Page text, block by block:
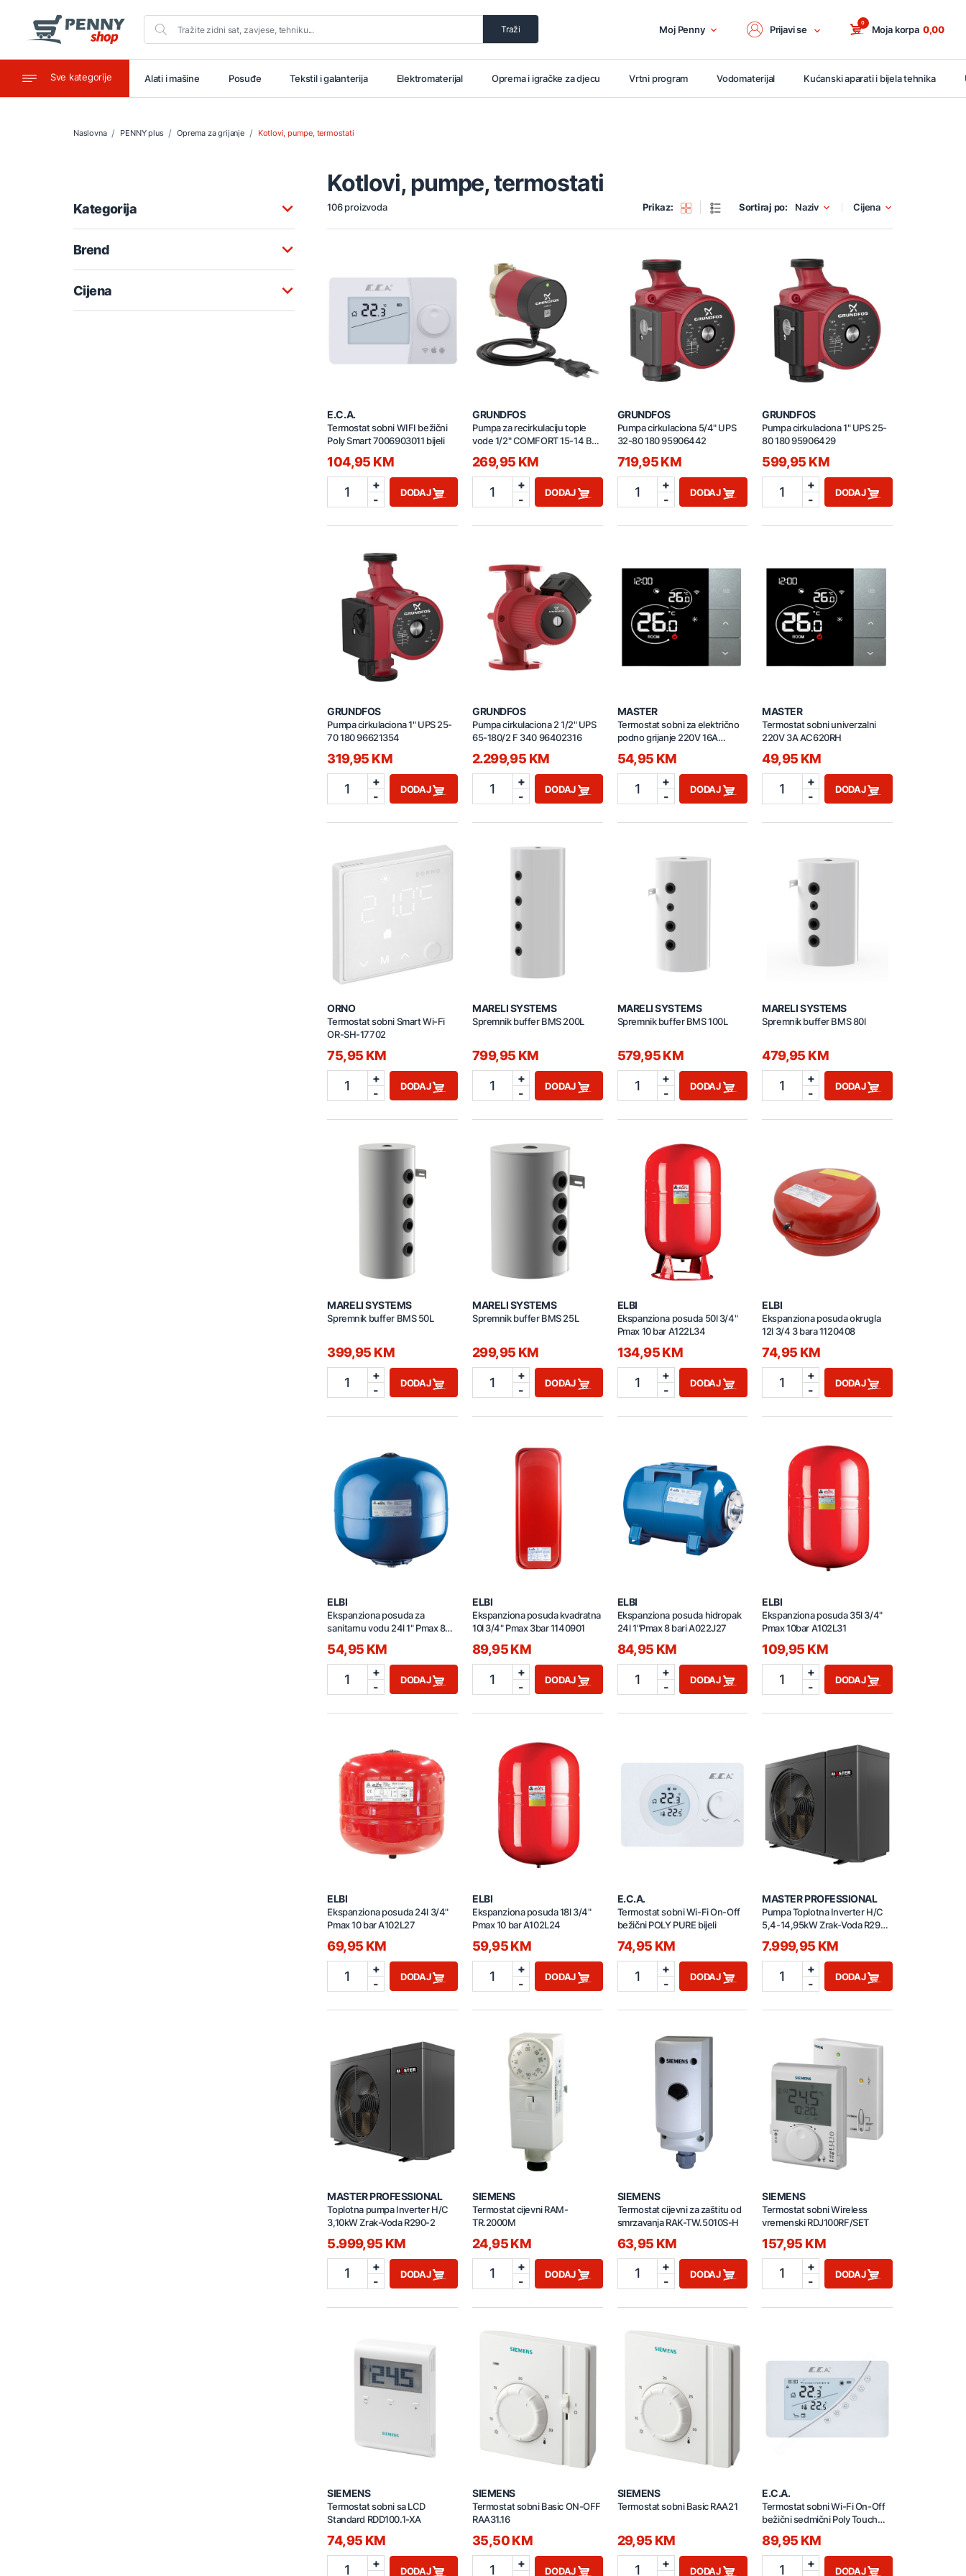
Traži Moj Penny Prijavi se Moja korpa
0
0,00
Sve kategorije
Ugostiteljstvo Alati i mašine Posuđe Tekstil i galanterija Elektromaterijal Oprema i igračke za djecu Vrtni program Vodomaterijal Kućanski aparati i bijela tehnika
Naslovna PENNY plus Oprema za grijanje Kotlovi, pumpe, termostati
Kotlovi, pumpe, termostati
106 proizvoda Prikaz: Sortiraj po: Naziv Cijena
Kategorija
Brend
Cijena
E.C.A.
Termostat sobni WIFI bežični
Poly Smart 7006903011 bijeli
104,95 KM
1
+
-
DODAJ
GRUNDFOS
Pumpa za recirkulaciju tople
vode 1/2" COMFORT 15-14 B
269,95 KM
1
+
-
DODAJ
GRUNDFOS
Pumpa cirkulaciona 5/4" UPS
32-80 180 95906442
719,95 KM
1
+
-
DODAJ
GRUNDFOS
Pumpa cirkulaciona 1" UPS 25-
80 180 95906429
599,95 KM
1
+
-
DODAJ
GRUNDFOS
Pumpa cirkulaciona 1" UPS 25-
70 180 96621354
319,95 KM
1
+
-
DODAJ
GRUNDFOS
Pumpa cirkulaciona 2 1/2" UPS
65-180/2 F 340 96402316
2.299,95 KM
1
+
-
DODAJ
MASTER
Termostat sobni za električno
podno grijanje 220V 16A
54,95 KM
1
+
-
DODAJ
MASTER
Termostat sobni univerzalni
220V 3A AC620RH
49,95 KM
1
+
-
DODAJ
ORNO
Termostat sobni Smart Wi-Fi
OR-SH-17702
75,95 KM
1
+
-
DODAJ
MARELI SYSTEMS
Spremnik buffer BMS 200L
799,95 KM
1
+
-
DODAJ
MARELI SYSTEMS
Spremnik buffer BMS 100L
579,95 KM
1
+
-
DODAJ
MARELI SYSTEMS
Spremnik buffer BMS 80l
479,95 KM
1
+
-
DODAJ
MARELI SYSTEMS
Spremnik buffer BMS 50L
399,95 KM
1
+
-
DODAJ
MARELI SYSTEMS
Spremnik buffer BMS 25L
299,95 KM
1
+
-
DODAJ
ELBI
Ekspanziona posuda 50l 3/4"
Pmax 10 bar A122L34
134,95 KM
1
+
-
DODAJ
ELBI
Ekspanziona posuda okrugla
12l 3/4 3 bara 1120408
74,95 KM
1
+
-
DODAJ
ELBI
Ekspanziona posuda za
sanitarnu vodu 24l 1" Pmax 8
bar A002J27
54,95 KM
1
+
-
DODAJ
ELBI
Ekspanziona posuda kvadratna
10l 3/4" Pmax 3bar 1140901
89,95 KM
1
+
-
DODAJ
ELBI
Ekspanziona posuda hidropak
24l 1"Pmax 8 bari A022J27
84,95 KM
1
+
-
DODAJ
ELBI
Ekspanziona posuda 35l 3/4"
Pmax 10bar A102L31
109,95 KM
1
+
-
DODAJ
ELBI
Ekspanziona posuda 24l 3/4"
Pmax 10 bar A102L27
69,95 KM
1
+
-
DODAJ
ELBI
Ekspanziona posuda 18l 3/4"
Pmax 10 bar A102L24
59,95 KM
1
+
-
DODAJ
E.C.A.
Termostat sobni Wi-Fi On-Off
bežični POLY PURE bijeli
74,95 KM
1
+
-
DODAJ
MASTER PROFESSIONAL
Pumpa Toplotna Inverter H/C
5,4-14,95kW Zrak-Voda R290-
7.999,95 KM
1
+
-
DODAJ
MASTER PROFESSIONAL
Toplotna pumpa Inverter H/C
3,10kW Zrak-Voda R290-2
5.999,95 KM
1
+
-
DODAJ
SIEMENS
Termostat cijevni RAM-
TR.2000M
24,95 KM
1
+
-
DODAJ
SIEMENS
Termostat cijevni za zaštitu od
smrzavanja RAK-TW.5010S-H
63,95 KM
1
+
-
DODAJ
SIEMENS
Termostat sobni Wireless
vremenski RDJ100RF/SET
157,95 KM
1
+
-
DODAJ
SIEMENS
Termostat sobni sa LCD
Standard RDD100.1-XA
74,95 KM
1
+
DODAJ
SIEMENS
Termostat sobni Basic ON-OFF
RAA31.16
35,50 KM
1
+
DODAJ
SIEMENS
Termostat sobni Basic RAA21
29,95 KM
1
+
DODAJ
E.C.A.
Termostat sobni Wi-Fi On-Off
bežični sedmični Poly Touch
89,95 KM
1
+
DODAJ